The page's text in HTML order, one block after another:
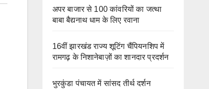
अपर बाजार से 100 कांवरियों का जत्था
बाबा बैद्यनाथ धाम के लिए रवाना
16वीं झारखंड राज्य शूटिंग चैंपियनशिप में
रामगढ़ के निशानेबाज़ों का शानदार प्रदर्शन
भुरकुंडा पंचायत में सांसद तीर्थ दर्शन